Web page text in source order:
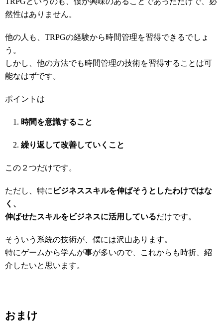
然性はありません。
他の人も、TRPGの経験から時間管理を習得できるでしょ
う。
しかし、他の方法でも時間管理の技術を習得することは可
能なはずです。
ポイントは
時間を意識すること
繰り返して改善していくこと
この２つだけです。
ただし、特に ビジネススキルを伸ばそうとしたわけではな
く、
伸ばせたスキルをビジネスに活用しているだけです。
そういう系統の技術が、僕には沢山あります。
特にゲームから学んが事が多いので、これからも時折、紹
介したいと思います。
おまけ